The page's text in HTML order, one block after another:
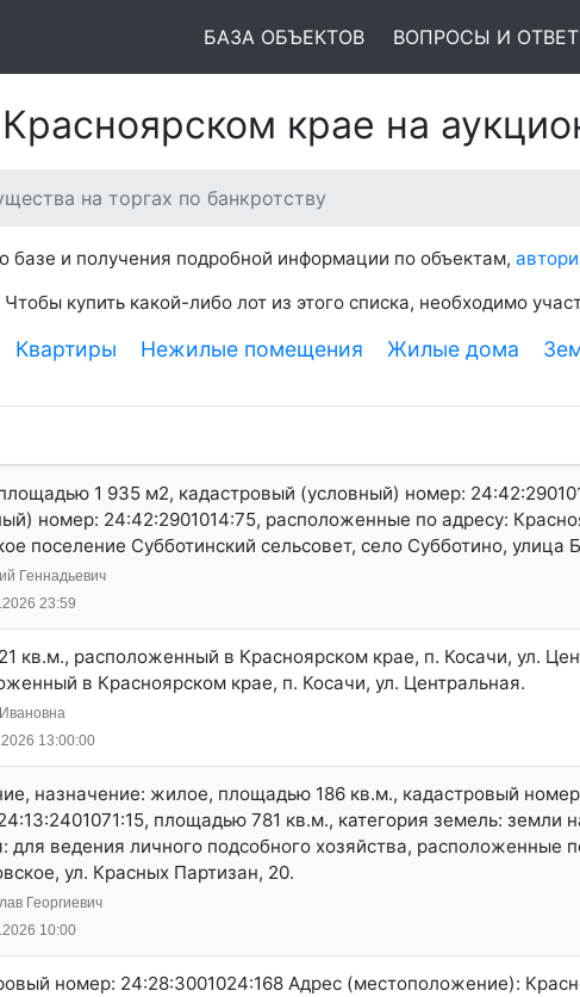
БАЗА ОБЪЕКТОВ ВОПРОСЫ И
крае на
на торгах по банкротству
базе и получения подробной информации по объектам,
Чтобы купить какой-либо лот из этого списка, необходимо
Квартиры Нежилые помещения Жилые дома
1 935 м2, кадастровый (условный) номер:
номер: 24:42:2901014:75, расположенные по адресу:
поселение Субботинский сельсовет, село Субботино, улица
Геннадьевич
23:59
расположенный в Красноярском крае, п. Косачи, ул.
в Красноярском крае, п. Косачи, ул. Центральная.
13:00:00
назначение: жилое, площадью 186 кв.м., кадастровый
площадью 781 кв.м., категория земель: земли
для ведения личного подсобного хозяйства, расположенные
ул. Красных Партизан, 20.
Георгиевич
10:00
номер: 24:28:3001024:168 Адрес (местоположение):